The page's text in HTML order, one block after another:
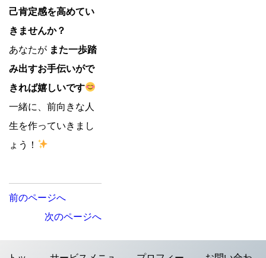
己肯定感を高めてい
きませんか？
あなたが また一歩踏
み出すお手伝いがで
きれば嬉しいです
一緒に、前向きな人
生を作っていきまし
ょう！
投
ナ
前のページへ
次のページへ